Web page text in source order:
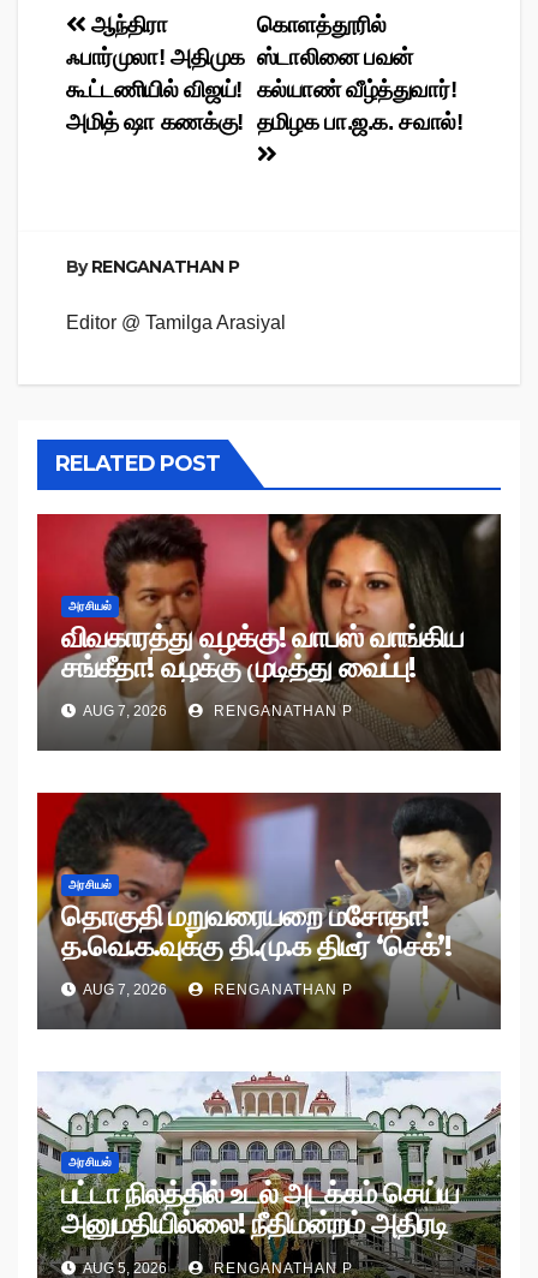
Post
navigation
கொளத்தூரில்
ஸ்டாலினை பவன்
கல்யாண் வீழ்த்துவார்!
தமிழக பா.ஜ.க. சவால்!
ஆந்திரா
ஃபார்முலா! அதிமுக
கூட்டணியில் விஜய்!
அமித் ஷா கணக்கு!
ByRENGANATHAN P
Editor @ Tamilga Arasiyal
RELATED POST
அரசியல்
விவகாரத்து வழக்கு! வாபஸ் வாங்கிய
சங்கீதா! வழக்கு முடித்து வைப்பு!
AUG 7, 2026 RENGANATHAN P
அரசியல்
தொகுதி மறுவரையறை மசோதா!
த.வெ.க.வுக்கு தி.மு.க திடீர் ‘செக்’!
AUG 7, 2026 RENGANATHAN P
அரசியல்
பட்டா நிலத்தில் உடல் அடக்கம் செய்ய
அனுமதியில்லை! நீதிமன்றம் அதிரடி
உத்தரவு!
AUG 5, 2026 RENGANATHAN P